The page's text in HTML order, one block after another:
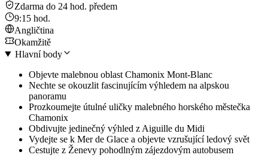
Zdarma do 24 hod. předem
9:15 hod.
Angličtina
Okamžitě
Hlavní body
Objevte malebnou oblast Chamonix Mont-Blanc
Nechte se okouzlit fascinujícím výhledem na alpskou
panoramu
Prozkoumejte útulné uličky malebného horského městečka
Chamonix
Obdivujte jedinečný výhled z Aiguille du Midi
Vydejte se k Mer de Glace a objevte vzrušující ledový svět
Cestujte z Ženevy pohodlným zájezdovým autobusem